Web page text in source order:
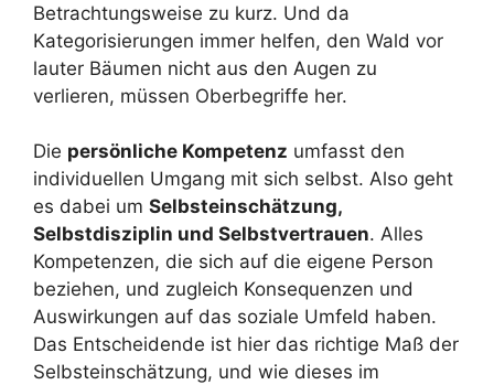
Betrachtungsweise zu kurz. Und da
Kategorisierungen immer helfen, den Wald vor
lauter Bäumen nicht aus den Augen zu
verlieren, müssen Oberbegriffe her.
Die persönliche Kompetenz umfasst den
individuellen Umgang mit sich selbst. Also geht
es dabei um Selbsteinschätzung,
Selbstdisziplin und Selbstvertrauen. Alles
Kompetenzen, die sich auf die eigene Person
beziehen, und zugleich Konsequenzen und
Auswirkungen auf das soziale Umfeld haben.
Das Entscheidende ist hier das richtige Maß der
Selbsteinschätzung, und wie dieses im